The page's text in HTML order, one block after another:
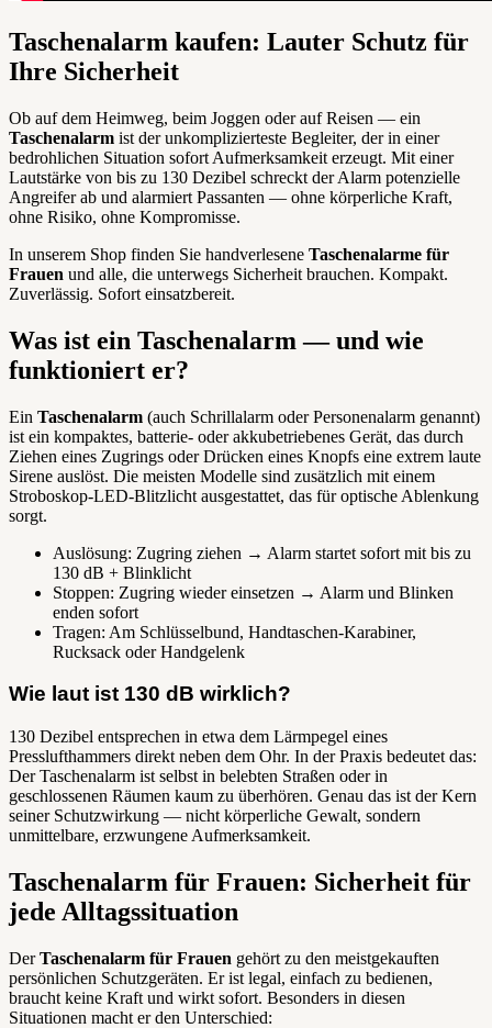
Taschenalarm kaufen: Lauter Schutz für
Ihre Sicherheit
Ob auf dem Heimweg, beim Joggen oder auf Reisen — ein
Taschenalarm ist der unkomplizierteste Begleiter, der in einer
bedrohlichen Situation sofort Aufmerksamkeit erzeugt. Mit einer
Lautstärke von bis zu 130 Dezibel schreckt der Alarm potenzielle
Angreifer ab und alarmiert Passanten — ohne körperliche Kraft,
ohne Risiko, ohne Kompromisse.
In unserem Shop finden Sie handverlesene Taschenalarme für
Frauen und alle, die unterwegs Sicherheit brauchen. Kompakt.
Zuverlässig. Sofort einsatzbereit.
Was ist ein Taschenalarm — und wie
funktioniert er?
Ein Taschenalarm (auch Schrillalarm oder Personenalarm genannt)
ist ein kompaktes, batterie- oder akkubetriebenes Gerät, das durch
Ziehen eines Zugrings oder Drücken eines Knopfs eine extrem laute
Sirene auslöst. Die meisten Modelle sind zusätzlich mit einem
Stroboskop-LED-Blitzlicht ausgestattet, das für optische Ablenkung
sorgt.
Auslösung: Zugring ziehen → Alarm startet sofort mit bis zu
130 dB + Blinklicht
Stoppen: Zugring wieder einsetzen → Alarm und Blinken
enden sofort
Tragen: Am Schlüsselbund, Handtaschen-Karabiner,
Rucksack oder Handgelenk
Wie laut ist 130 dB wirklich?
130 Dezibel entsprechen in etwa dem Lärmpegel eines
Presslufthammers direkt neben dem Ohr. In der Praxis bedeutet das:
Der Taschenalarm ist selbst in belebten Straßen oder in
geschlossenen Räumen kaum zu überhören. Genau das ist der Kern
seiner Schutzwirkung — nicht körperliche Gewalt, sondern
unmittelbare, erzwungene Aufmerksamkeit.
Taschenalarm für Frauen: Sicherheit für
jede Alltagssituation
DerTaschenalarm für Frauen gehört zu den meistgekauften
persönlichen Schutzgeräten. Er ist legal, einfach zu bedienen,
braucht keine Kraft und wirkt sofort. Besonders in diesen
Situationen macht er den Unterschied: